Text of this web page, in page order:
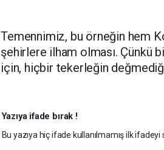
Temennimiz, bu örneğin hem
şehirlere ilham olması. Çünkü
için, hiçbir tekerleğin
Yazıya ifade bırak !
Bu yazıya hiç ifade kullanılmamış ilk ifadeyi